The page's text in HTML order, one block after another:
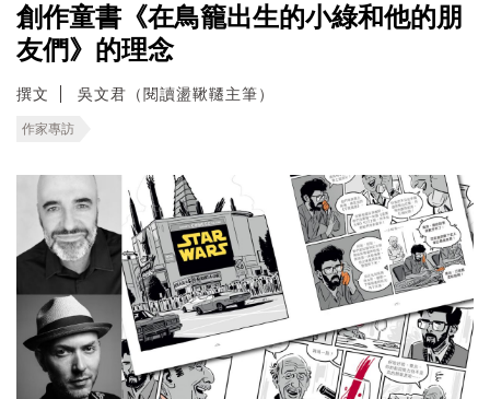
創作童書《在鳥籠出生的小綠和他的朋
友們》的理念
撰文 吳文君（閱讀盪鞦韆主筆）
作家專訪